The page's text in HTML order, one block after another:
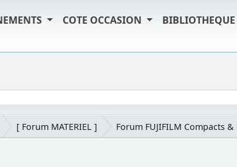
COTE OCCASION BIBLIOTHEQUE
[ Forum MATERIEL ] Forum FUJIFILM Compacts